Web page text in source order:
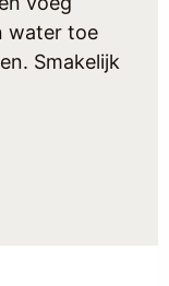
water toe
Smakelijk